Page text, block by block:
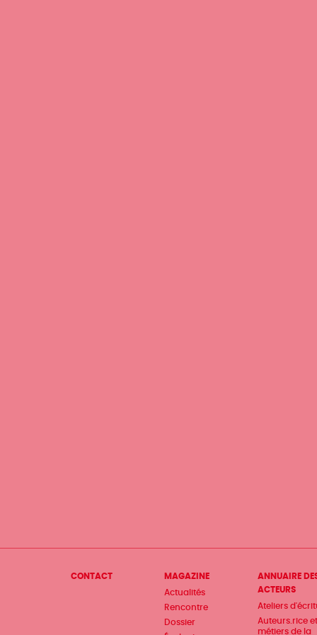
Menu
CONTACT
MAGAZINE
Actualités
Rencontre
Dossier
ANNUAIRE
ACTEURS
Ateliers
Auteurs.rice et
métiers de la